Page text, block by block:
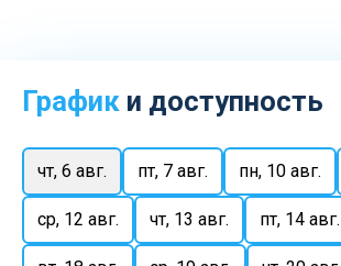
График и доступность
чт, 6 авг. пт, 7 авг. пн, 10 авг.
ср, 12 авг. чт, 13 авг. пт, 14 авг.